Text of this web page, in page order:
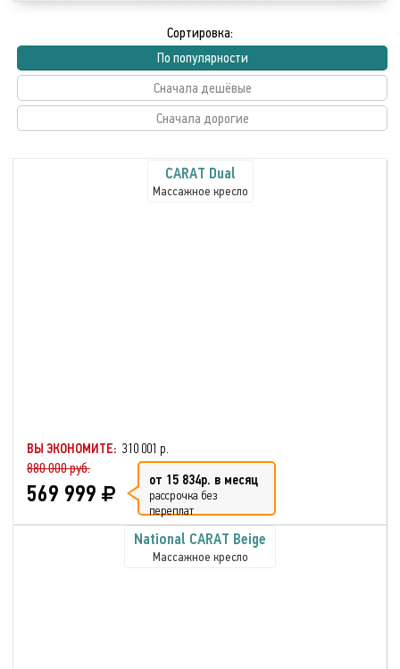
Сортировка:
По популярности
Сначала дешёвые
Сначала дорогие
CARAT Dual
Массажное кресло
ВЫ ЭКОНОМИТЕ: 310 001 р.
880 000 руб.
569 999 от 15 834р. в месяц
рассрочка без
переплат
National CARAT Beige
Массажное кресло